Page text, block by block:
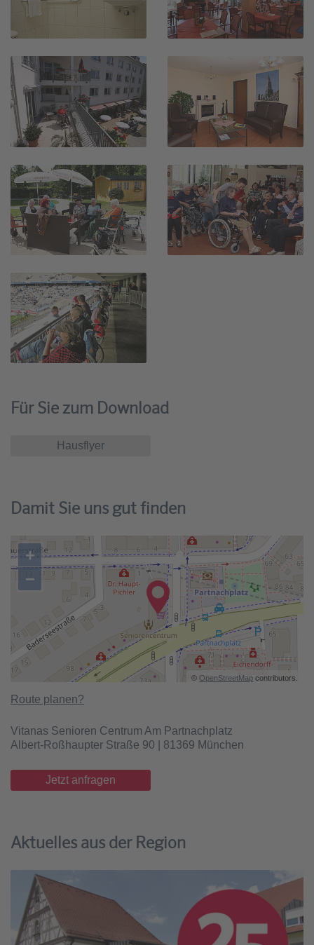
Für Sie zum Download
Hausflyer
Damit Sie uns gut finden
+
−
©OpenStreetMap contributors.
Route planen?
Vitanas Senioren Centrum Am Partnachplatz
Albert-Roßhaupter Straße 90 | 81369 München
Jetzt anfragen
Aktuelles aus der Region